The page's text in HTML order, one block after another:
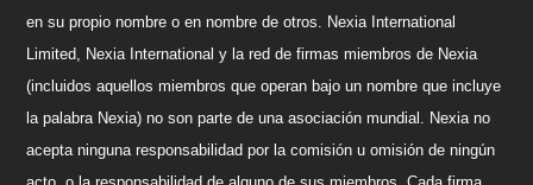
en su propio nombre o en nombre de otros. Nexia International
Limited, Nexia International y la red de firmas miembros de Nexia
(incluidos aquellos miembros que operan bajo un nombre que incluye
la palabra Nexia) no son parte de una asociación mundial. Nexia no
acepta ninguna responsabilidad por la comisión u omisión de ningún